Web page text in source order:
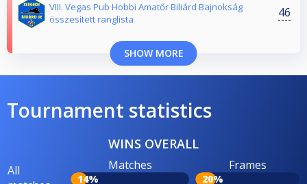
VIII. Vegas Pub Hobbi Amatőr Biliárd Bajnokság
összesített ranglista
46
SHOW MORE
Tournament statistics
WINS OVERALL
All
Matches
14%
Frames
20%